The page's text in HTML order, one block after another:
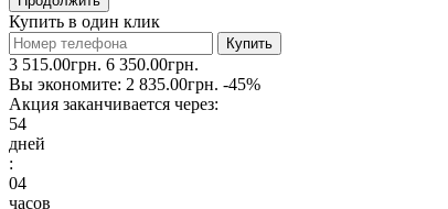
Купить в один клик
Купить
3 515.00грн. 6 350.00грн.
Вы экономите: 2 835.00грн. -45%
Акция заканчивается через:
54
дней
:
04
часов